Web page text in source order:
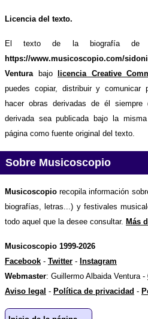
Licencia del texto.
El texto de la biografía de
https://www.musicoscopio.com/
Venturabajo licencia Creative
puedes copiar, distribuir y
hacer obras derivadas de él
derivada sea publicada bajo la
página como fuente original del texto.
Sobre Musicoscopio
Musicoscopio recopila información
biografías, letras...) y festivales
todo aquel que la desee consultar. Más
Musicoscopio 1999-2026
Facebook - Twitter - Instagram
Webmaster: Guillermo Albaida Ventura -
Aviso legal - Política de privacidad -